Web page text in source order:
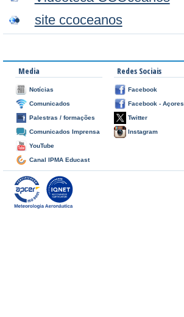
site ccoceanos
Media
Notícias
Comunicados
Palestras / formações
Comunicados Imprensa
YouTube
Canal IPMA Educast
Redes Sociais
Facebook
Facebook - Açores
Twitter
Instagram